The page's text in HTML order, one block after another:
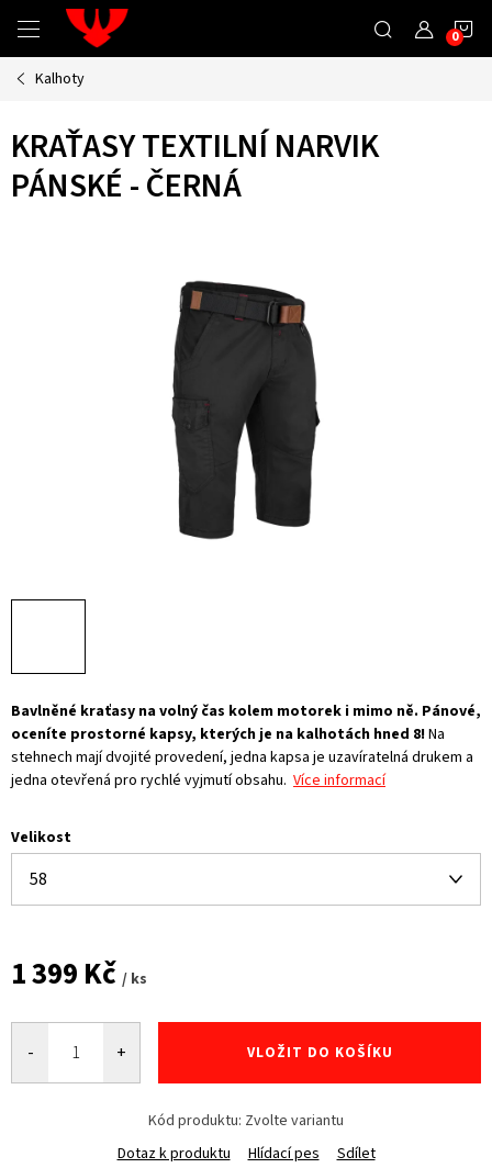
obsah
Kalhoty
KRAŤASY TEXTILNÍ NARVIK
PÁNSKÉ - ČERNÁ
Bavlněné kraťasy na volný čas kolem motorek i mimo ně. Pánové,
oceníte prostorné kapsy, kterých je na kalhotách hned 8!Na
stehnech mají dvojité provedení, jedna kapsa je uzavíratelná drukem a
jedna otevřená pro rychlé vyjmutí obsahu. Více informací
Velikost
1 399 Kč / ks
cena:
VLOŽIT DO KOŠÍKU
Kód produktu: Zvolte variantu
Dotaz k produktu
Hlídací pes Sdílet